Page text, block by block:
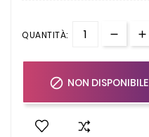
QUANTITÀ:
 NON DISPONIBILE